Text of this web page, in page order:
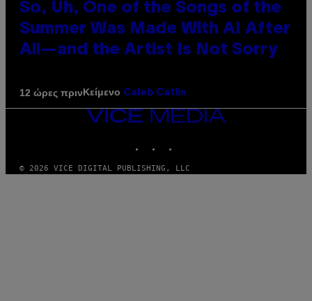
So, Uh, One of the Songs of the
Summer Was Made With AI After
All—and the Artist Is Not Sorry
12 ώρες πρινΚείμενο Caleb Catlin
VICE
© 2026 VICE DIGITAL PUBLISHING, LLC